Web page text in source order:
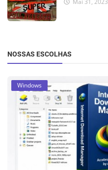
Mai 31, 2023
NOSSAS ESCOLHAS
Windows